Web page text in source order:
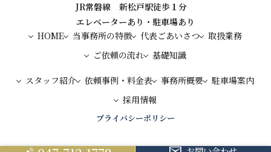
JR常磐線 新松戸駅徒歩１分
エレベーターあり・駐車場あり
HOME
当事務所の特徴 代表ごあいさつ
取扱業務
ご依頼の流れ
基礎知識
スタッフ紹介 依頼事例・料金表 事務所概要
駐車場案内
採用情報
プライバシーポリシー